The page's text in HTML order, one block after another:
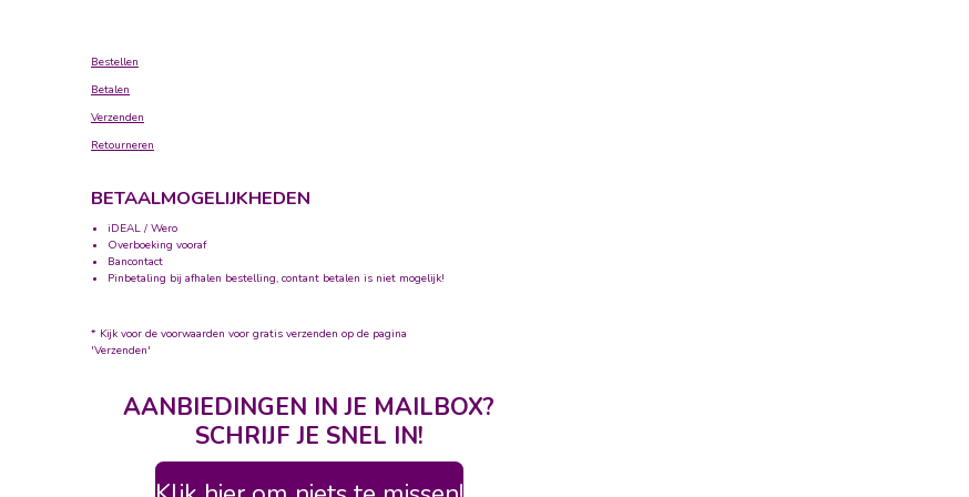
Bestellen
Betalen
Verzenden
Retourneren
BETAALMOGELIJKHEDEN
iDEAL / Wero
Overboeking vooraf
Bancontact
Pinbetaling bij afhalen bestelling, contant betalen is niet mogelijk!
* Kijk voor de voorwaarden voor gratis verzenden op de pagina
'Verzenden'
AANBIEDINGEN IN JE MAILBOX?
SCHRIJF JE SNEL IN!